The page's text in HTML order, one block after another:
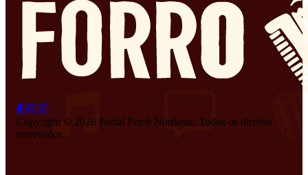
Copyright © 2026 Portal Forró Nordeste. Todos os direitos
reservados.